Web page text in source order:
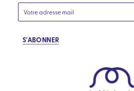
S'ABONNER